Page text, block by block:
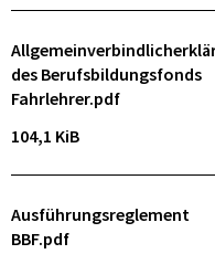
des Berufsbildungsfonds
Fahrlehrer.pdf
104,1 KiB
Ausführungsreglement
BBF.pdf